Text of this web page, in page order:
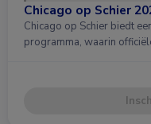
Chicago op Schier
Chicago op Schier biedt
programma, waarin